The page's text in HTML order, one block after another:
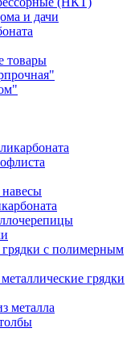
и дачи
товары
с полимерным
грядки
металла